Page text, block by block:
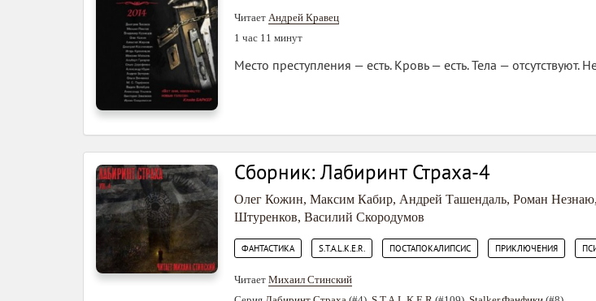
Читает Андрей Кравец
1 час 11 минут
Место преступления — есть. Кровь — есть. Тела —
Сборник: Лабиринт Страха-4
Олег Кожин, Максим Кабир, Андрей Ташендаль, Роман Незнаю,
Штуренков, Василий Скородумов
ФАНТАСТИКА S.T.A.L.K.E.R. ПОСТАПОКАЛИПСИС ПРИКЛЮЧЕНИЯ
Читает Михаил Стинский